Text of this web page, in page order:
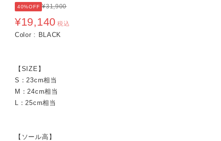
40%OFF ¥31,900
¥19,140 税込
Color : BLACK
【SIZE】
S：23cm相当
M：24cm相当
L：25cm相当
【ソール高】